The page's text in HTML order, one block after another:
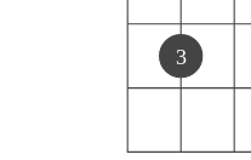
3